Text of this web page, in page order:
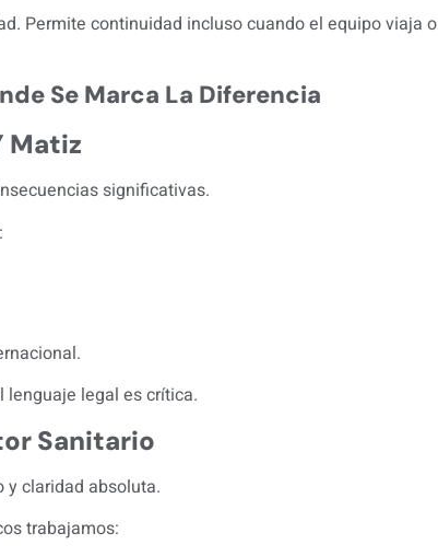
Permite continuidad incluso cuando el equipo viaja o
Se Marca La Diferencia
Matiz
significativas.
lenguaje legal es crítica.
Sanitario
y claridad absoluta.
trabajamos: